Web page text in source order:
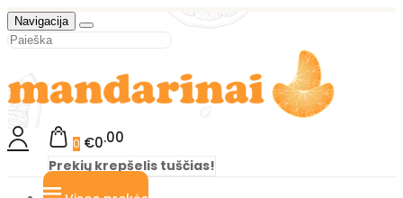
Navigacija
0 €0 00
Prekių krepšelis tuščias!